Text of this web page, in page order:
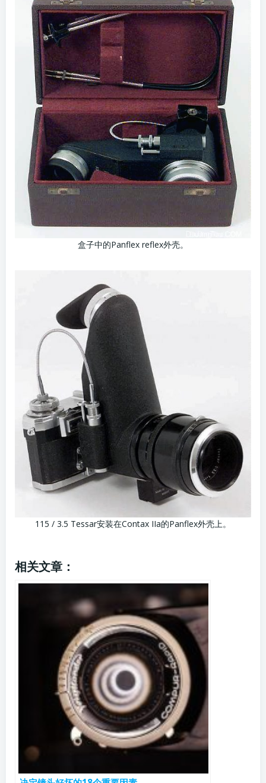
盒子中的Panflex reflex外壳。
115 / 3.5 Tessar安装在Contax IIa的Panflex外壳上。
相关文章：